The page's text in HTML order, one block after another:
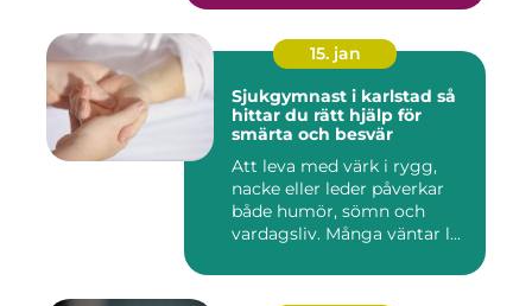
15. jan
Sjukgymnast i karlstad så
hittar du rätt hjälp för
smärta och besvär
Att leva med värk i rygg,
nacke eller leder påverkar
både humör, sömn och
vardagsliv. Många väntar l...